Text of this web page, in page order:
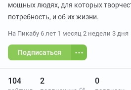
мощных людях, для которых
потребность, и об их жизни.
На Пикабу 6 лет 1 месяц 2 недели 3 дня
Подписаться
104 2 0